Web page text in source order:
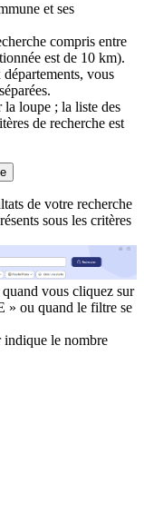
et ses
compris entre
est de 10 km).
vous
loupe ; la liste des
de recherche est
de votre recherche
sous les critères
vous cliquez sur
ou quand le filtre se
indique le nombre